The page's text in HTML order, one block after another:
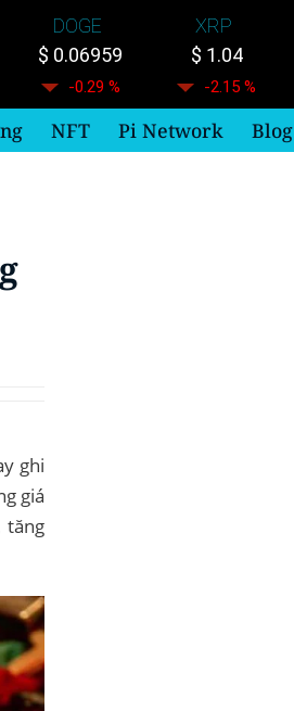
DOGE
$ 0.06959
-0.29 %
XRP
$ 1.04
-2.15 %
NFT Pi Network Blog
ghi
giá
tăng